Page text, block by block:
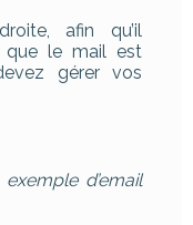
afin qu’il
que le mail est
gérer vos
d’email